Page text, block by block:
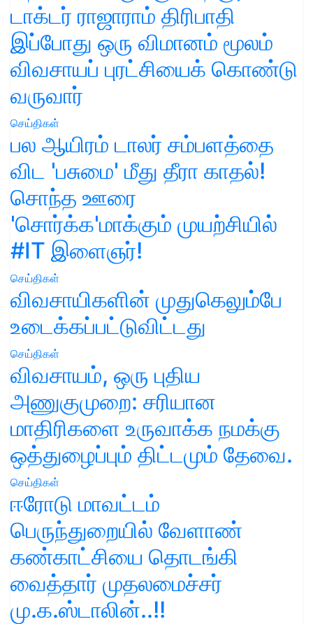
டாக்டர் ராஜாராம் திரிபாதி
இப்போது ஒரு விமானம் மூலம்
விவசாயப் புரட்சியைக் கொண்டு
வருவார்
செய்திகள்
பல ஆயிரம் டாலர் சம்பளத்தை
விட 'பசுமை' மீது தீரா காதல்!
சொந்த ஊரை
'சொர்க்க'மாக்கும் முயற்சியில்
#IT இளைஞர்!
செய்திகள்
விவசாயிகளின் முதுகெலும்பே
உடைக்கப்பட்டுவிட்டது
செய்திகள்
விவசாயம், ஒரு புதிய
அணுகுமுறை: சரியான
மாதிரிகளை உருவாக்க நமக்கு
ஒத்துழைப்பும் திட்டமும் தேவை.
செய்திகள்
ஈரோடு மாவட்டம்
பெருந்துறையில் வேளாண்
கண்காட்சியை தொடங்கி
வைத்தார் முதலமைச்சர்
மு.க.ஸ்டாலின்..!!